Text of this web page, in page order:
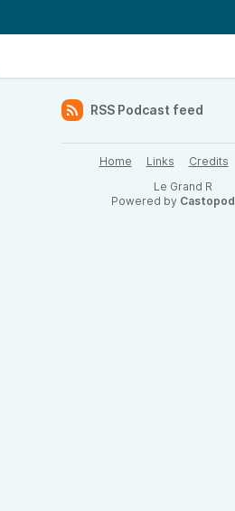
RSS Podcast feed
Home Links Credits
Le Grand R
Powered by Castopod